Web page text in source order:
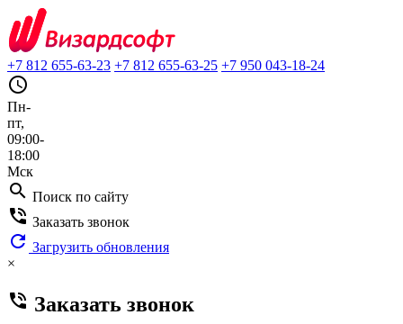
+7 812 655-63-23 +7 812 655-63-25 +7 950 043-18-24
query_builder
Пн-
пт,
09:00-
18:00
Мск
search Поиск по сайту
phone_in_talk Заказать звонок
refresh Загрузить обновления
×
phone_in_talk Заказать звонок